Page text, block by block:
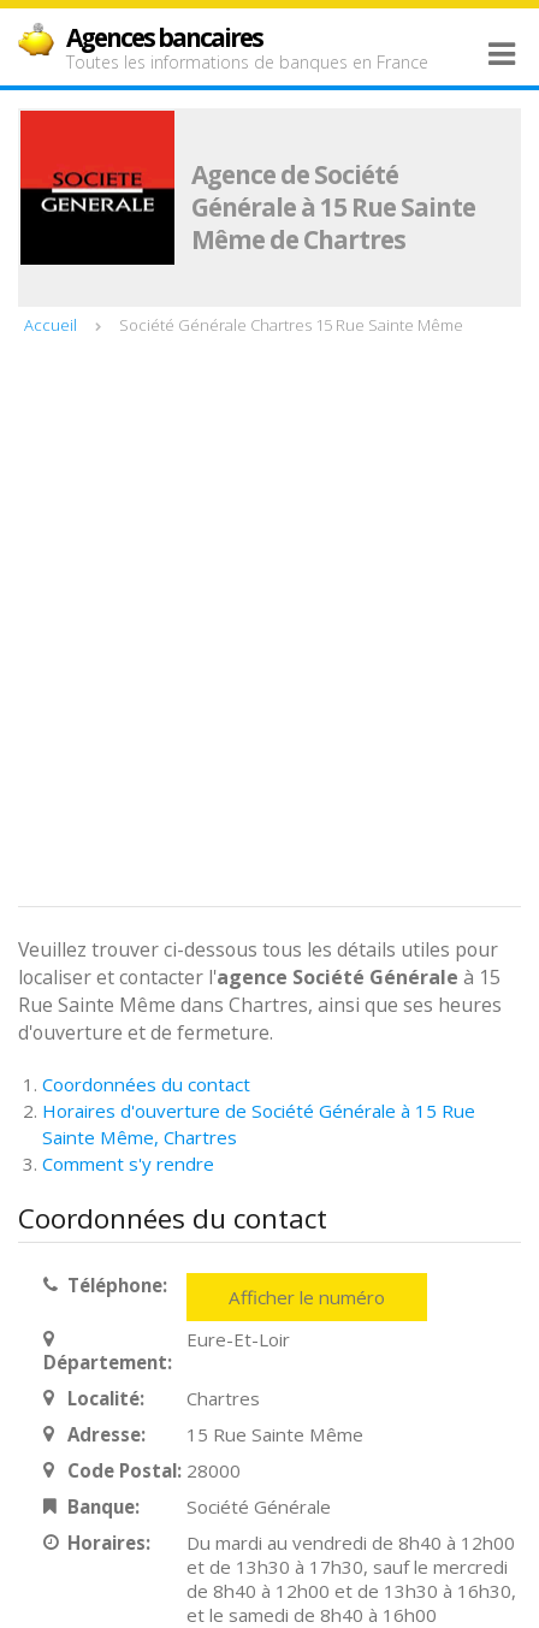
Agences bancaires
Toutes les informations de banques en France
Agence de Société
Générale à 15 Rue Sainte
Même de Chartres
Accueil Société Générale Chartres 15 Rue Sainte Même
Veuillez trouver ci-dessous tous les détails utiles pour
localiser et contacter l'agence Société Générale à 15
Rue Sainte Même dans Chartres, ainsi que ses heures
d'ouverture et de fermeture.
Coordonnées du contact
Horaires d'ouverture de Société Générale à 15 Rue
Sainte Même, Chartres
Comment s'y rendre
Coordonnées du contact
Téléphone: Afficher le numéro
Département:
Eure-Et-Loir
Localité:
Chartres
Adresse:
15 Rue Sainte Même
Code Postal: 28000
Banque:
Société Générale
Horaires:
Du mardi au vendredi de 8h40 à 12h00
et de 13h30 à 17h30, sauf le mercredi
de 8h40 à 12h00 et de 13h30 à 16h30,
et le samedi de 8h40 à 16h00